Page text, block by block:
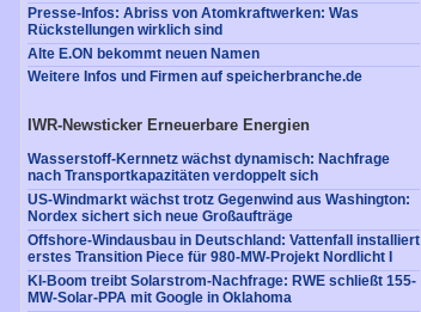
Presse-Infos: Abriss von Atomkraftwerken: Was
Rückstellungen wirklich sind
Alte E.ON bekommt neuen Namen
Weitere Infos und Firmen auf speicherbranche.de
IWR-Newsticker Erneuerbare Energien
Wasserstoff-Kernnetz wächst dynamisch: Nachfrage
nach Transportkapazitäten verdoppelt sich
US-Windmarkt wächst trotz Gegenwind aus Washington:
Nordex sichert sich neue Großaufträge
Offshore-Windausbau in Deutschland: Vattenfall installiert
erstes Transition Piece für 980-MW-Projekt Nordlicht I
KI-Boom treibt Solarstrom-Nachfrage: RWE schließt 155-
MW-Solar-PPA mit Google in Oklahoma